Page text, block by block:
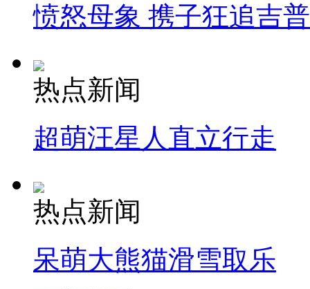
愤怒母象 携子狂追吉
热点新闻
超萌汪星人直立行走
热点新闻
呆萌大熊猫滑雪取乐